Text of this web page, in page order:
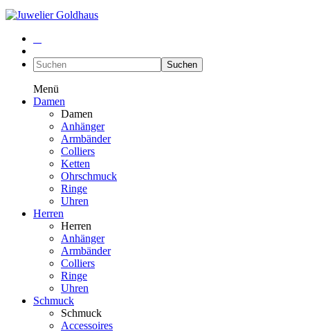
Suchen
Menü
Damen
Damen
Anhänger
Armbänder
Colliers
Ketten
Ohrschmuck
Ringe
Uhren
Herren
Herren
Anhänger
Armbänder
Colliers
Ringe
Uhren
Schmuck
Schmuck
Accessoires